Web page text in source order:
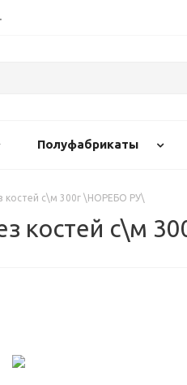
Полуфабрикаты
костей с\м 300г \НОРЕБО РУ\
костей с\м